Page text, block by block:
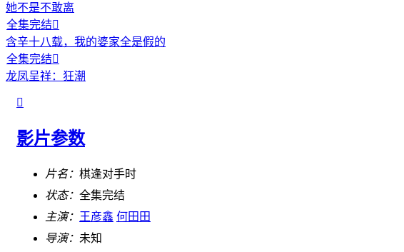
她不是不敢离
全集完结
含辛十八载，我的婆家全是假的
全集完结
龙凤呈祥：狂潮

影片参数
片名： 棋逢对手时
状态： 全集完结
主演： 王彦鑫 何田田
导演： 未知